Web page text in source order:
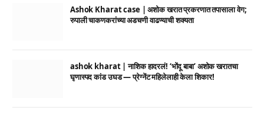
Ashok Kharat case | अशोक खरात प्रकरणात तपासाला वेग;
रुपाली चाकणकरांच्या अडचणी वाढण्याची शक्यता
ashok kharat | नाशिक हादरलं! ‘भोंदू बाबा’ अशोक खरातचा
घृणास्पद कांड उघड — प्रेग्नेंट महिलेलाही केला शिकार!